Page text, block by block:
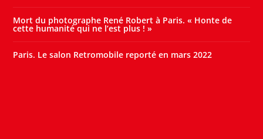
Mort du photographe René Robert à Paris. « Honte de
cette humanité qui ne l’est plus ! »
Paris. Le salon Retromobile reporté en mars 2022